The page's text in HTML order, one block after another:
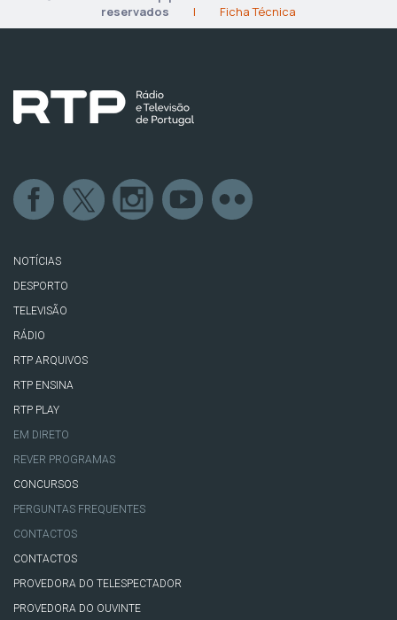
reservados
| Ficha Técnica
NOTÍCIAS
DESPORTO
TELEVISÃO
RÁDIO
RTP ARQUIVOS
RTP ENSINA
RTP PLAY
EM DIRETO
REVER PROGRAMAS
CONCURSOS
PERGUNTAS FREQUENTES
CONTACTOS
CONTACTOS
PROVEDORA DO TELESPECTADOR
PROVEDORA DO OUVINTE